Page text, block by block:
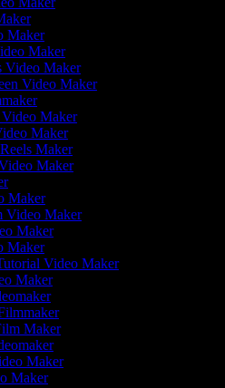
Maker
Maker
Video Maker
Video Maker
Video Maker
Maker
Maker
Maker
Maker
Video Maker
Maker
Maker
Video Maker
Maker
Maker
Maker
Maker